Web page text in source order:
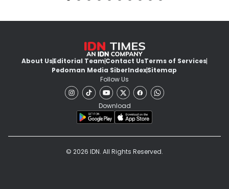
About UsEditorial TeamContact UsTerms of Services
Pedoman Media SiberIndexSitemap
Follow Us
Download
© 2026 IDN. All Rights Reserved.